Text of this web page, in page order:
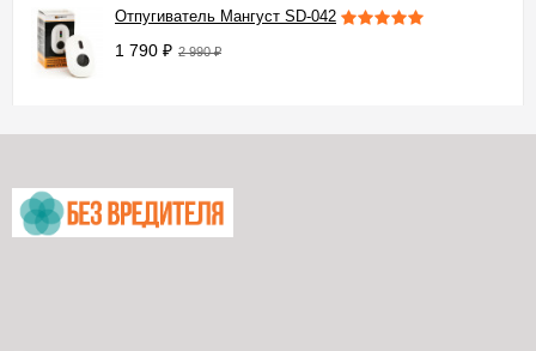
Отпугиватель Мангуст SD-042
1 790 ₽ 2 990₽